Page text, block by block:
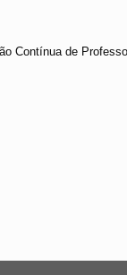
Contínua de